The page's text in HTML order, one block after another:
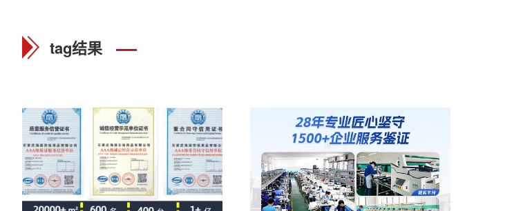
tag结果